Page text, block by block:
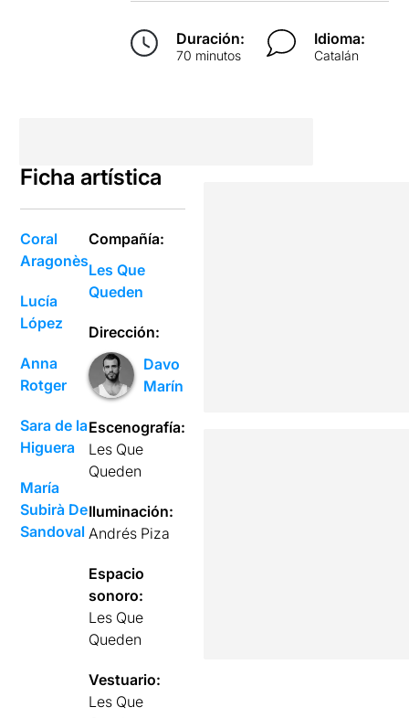
Duración:
70 minutos
Idioma:
Catalán
Ficha artística
Coral
Aragonès
Lucía
López
Anna
Rotger
Sara de la
Higuera
María
Subirà De
Sandoval
Compañía:
Les Que
Queden
Dirección:
Davo
Marín
Escenografía:
Les Que
Queden
Iluminación:
Andrés Piza
Espacio
sonoro:
Les Que
Queden
Vestuario:
Les Que